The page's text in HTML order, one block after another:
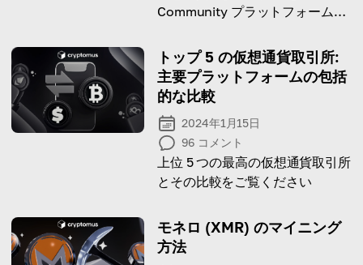
Community プラットフォームに
ください。
トップ 5 の仮想通貨取引所:
主要プラットフォームの包括
的な比較
2024年1月15日
96 コメント
上位 5 つの最高の仮想通貨取引所
とその比較をご覧ください
モネロ (XMR) のマイニング
方法